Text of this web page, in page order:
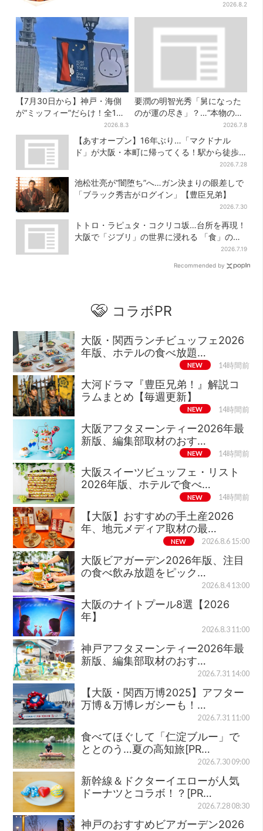
2026.8.2
【7月30日から】神戸・海側
が“ミッフィー”だらけ！全16
施設でパン、スイーツ、ナイ
トマーケットも
2026.8.3
要潤の明智光秀「舅になった
のが運の尽き」？…“本物の黒
幕”が最高火力の「本能寺」へ
【豊臣兄弟】
2026.7.8
【あすオープン】16年ぶり…「マクドナル
ド」が大阪・本町に帰ってくる！駅から徒歩1
2026.7.28
池松壮亮が“闇堕ち”へ…ガン決まりの眼差しで
「ブラック秀吉がログイン」【豊臣兄弟】
2026.7.30
トトロ・ラピュタ・コクリコ坂…台所を再現！
大阪で「ジブリ」の世界に浸れる 「食」の展
2026.7.19
Recommended by
コラボPR
大阪・関西ランチビュッフェ2026
年版、ホテルの食べ放題…
NEW 14時間前
大河ドラマ『豊臣兄弟！』解説コ
ラムまとめ【毎週更新】
NEW 14時間前
大阪アフタヌーンティー2026年最
新版、編集部取材のおす…
NEW 14時間前
大阪スイーツビュッフェ・リスト
2026年版、ホテルで食べ…
NEW 14時間前
【大阪】おすすめの手土産2026
年、地元メディア取材の最…
NEW 2026.8.6 15:00
大阪ビアガーデン2026年版、注目
の食べ飲み放題をピック…
2026.8.4 13:00
大阪のナイトプール8選【2026
年】
2026.8.3 11:00
神戸アフタヌーンティー2026年最
新版、編集部取材のおす…
2026.7.31 14:00
【大阪・関西万博2025】アフター
万博＆万博レガシーも！…
2026.7.31 11:00
食べてほぐして「仁淀ブルー」で
ととのう…夏の高知旅[PR…
2026.7.30 09:00
新幹線＆ドクターイエローが人気
ドーナツとコラボ！？[PR…
2026.7.28 08:30
神戸のおすすめビアガーデン2026